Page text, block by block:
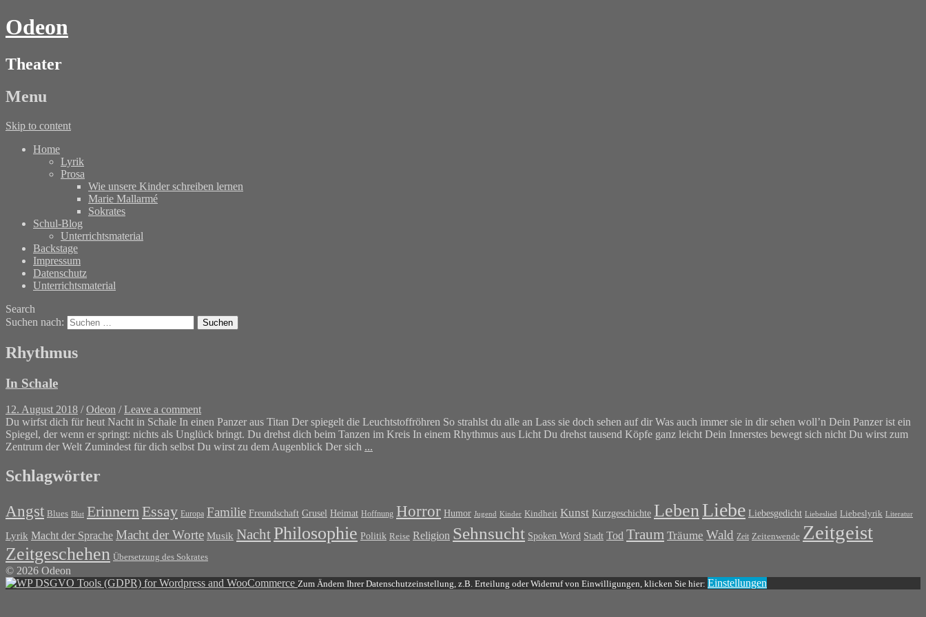
Odeon
Theater
Menu
Skip to content
Home
Lyrik
Prosa
Wie unsere Kinder schreiben lernen
Marie Mallarmé
Sokrates
Schul-Blog
Unterrichtsmaterial
Backstage
Impressum
Datenschutz
Unterrichtsmaterial
Search
Suchen nach:
Rhythmus
In Schale
12. August 2018 /Odeon /Leave a comment
Du wirfst dich für heut Nacht in Schale In einen Panzer aus Titan Der spiegelt die Leuchtstoffröhren So strahlst du alle an Lass sie doch sehen auf dir Was auch immer sie in dir sehen woll’n Dein Panzer ist ein
Spiegel, der wenn er springt: nichts als Unglück bringt. Du drehst dich beim Tanzen im Kreis In einem Rhythmus aus Licht Du drehst tausend Köpfe ganz leicht Dein Innerstes bewegt sich nicht Du wirst zum
Zentrum der Welt Zumindest für dich selbst Du wirst zu dem Augenblick Der sich ...
Schlagwörter
Angst Blues Blut Erinnern Essay Europa Familie Freundschaft Grusel Heimat Hoffnung Horror Humor Jugend Kinder Kindheit Kunst Kurzgeschichte LebenLiebe Liebesgedicht Liebeslied Liebeslyrik Literatur
Lyrik Macht der Sprache Macht der Worte Musik Nacht Philosophie Politik Reise Religion Sehnsucht Spoken Word Stadt Tod Traum Träume Wald Zeit Zeitenwende Zeitgeist
Zeitgeschehen Übersetzung des Sokrates
© 2026 Odeon
Zum Ändern Ihrer Datenschutzeinstellung, z.B. Erteilung oder Widerruf von Einwilligungen, klicken Sie hier: Einstellungen